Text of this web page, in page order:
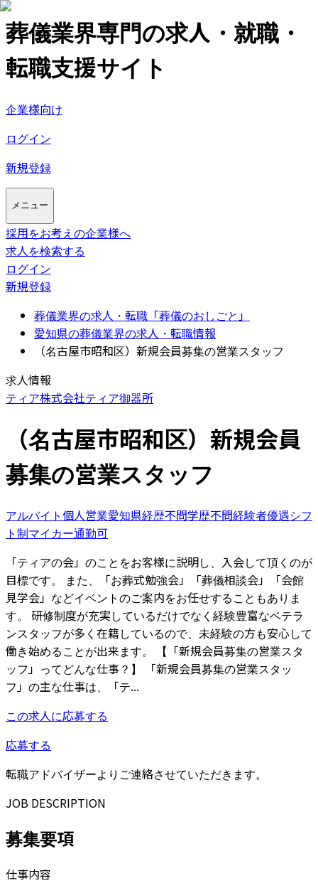
葬儀業界専門の求人・就職・
転職支援サイト
企業様向け
ログイン
新規登録
メニュー
採用をお考えの企業様へ
求人を検索する
ログイン
新規登録
葬儀業界の求人・転職「葬儀のおしごと」
愛知県の葬儀業界の求人・転職情報
（名古屋市昭和区）新規会員募集の営業スタッフ
求人情報
ティア株式会社ティア御器所
（名古屋市昭和区）新規会員
募集の営業スタッフ
アルバイト 個人営業愛知県経歴不問学歴不問経験者優遇シフ
ト制マイカー通勤可
「ティアの会」のことをお客様に説明し、入会して頂くのが
目標です。 また、「お葬式勉強会」「葬儀相談会」「会館
見学会」などイベントのご案内をお任せすることもありま
す。 研修制度が充実しているだけでなく経験豊富なベテラ
ンスタッフが多く在籍しているので、未経験の方も安心して
働き始めることが出来ます。 【「新規会員募集の営業スタ
ッフ」ってどんな仕事？】 「新規会員募集の営業スタッ
フ」の主な仕事は、「テ...
この求人に応募する
応募する
転職アドバイザーよりご連絡させていただきます。
JOB DESCRIPTION
募集要項
仕事内容